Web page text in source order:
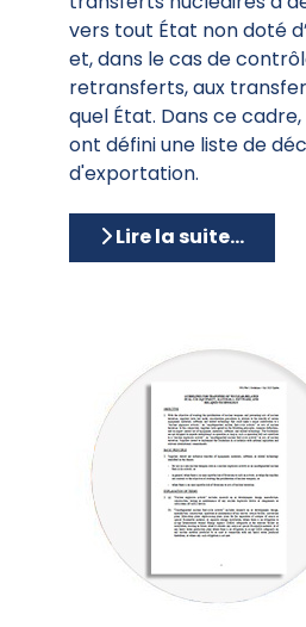
vers tout État non doté
et, dans le cas de
retransferts, aux
quel État. Dans ce
ont défini une liste de
d'exportation.
Lire la suite...